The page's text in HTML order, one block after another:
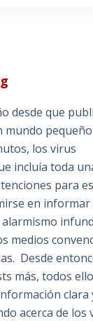
desde que
mundo
los virus
incluía toda
para
en informar
medios
Desde
más, todos
clara
acerca de los